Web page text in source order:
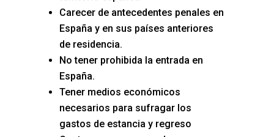
Carecer de antecedentes penales en
España y en sus países anteriores
de residencia.
No tener prohibida la entrada en
España.
Tener medios económicos
necesarios para sufragar los
gastos de estancia y regreso